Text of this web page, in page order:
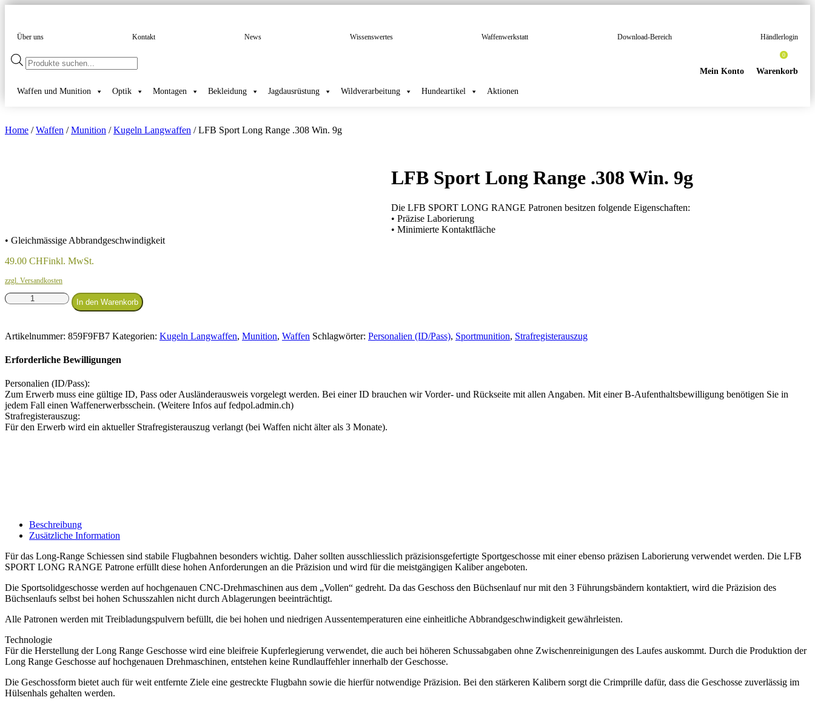
Über uns Kontakt News Wissenswertes Waffenwerkstatt Download-Bereich Händlerlogin
Warenkorb
0
Mein Konto
Products
search
Waffen und Munition Optik Montagen Bekleidung Jagdausrüstung Wildverarbeitung Hundeartikel Aktionen
Home /Waffen /Munition /Kugeln Langwaffen / LFB Sport Long Range .308 Win. 9g
LFB Sport Long Range .308 Win. 9g
Die LFB SPORT LONG RANGE Patronen besitzen folgende Eigenschaften:
• Präzise Laborierung
• Minimierte Kontaktfläche
• Gleichmässige Abbrandgeschwindigkeit
49.00 CHFinkl. MwSt.
zzgl. Versandkosten
LFB
.308
9g
In den Warenkorb
Artikelnummer: 859F9FB7 Kategorien: Kugeln Langwaffen, Munition, Waffen Schlagwörter: Personalien (ID/Pass), Sportmunition, Strafregisterauszug
Erforderliche Bewilligungen
Personalien (ID/Pass):
Zum Erwerb muss eine gültige ID, Pass oder Ausländerausweis vorgelegt werden. Bei einer ID brauchen wir Vorder- und Rückseite mit allen Angaben. Mit einer B-Aufenthaltsbewilligung benötigen Sie in
jedem Fall einen Waffenerwerbsschein. (Weitere Infos auf fedpol.admin.ch)
Strafregisterauszug:
Für den Erwerb wird ein aktueller Strafregisterauszug verlangt (bei Waffen nicht älter als 3 Monate).
Beschreibung
Zusätzliche Information
Für das Long-Range Schiessen sind stabile Flugbahnen besonders wichtig. Daher sollten ausschliesslich präzisionsgefertigte Sportgeschosse mit einer ebenso präzisen Laborierung verwendet werden. Die LFB
SPORT LONG RANGE Patrone erfüllt diese hohen Anforderungen an die Präzision und wird für die meistgängigen Kaliber angeboten.
Die Sportsolidgeschosse werden auf hochgenauen CNC-Drehmaschinen aus dem „Vollen“ gedreht. Da das Geschoss den Büchsenlauf nur mit den 3 Führungsbändern kontaktiert, wird die Präzision des
Büchsenlaufs selbst bei hohen Schusszahlen nicht durch Ablagerungen beeinträchtigt.
Alle Patronen werden mit Treibladungspulvern befüllt, die bei hohen und niedrigen Aussentemperaturen eine einheitliche Abbrandgeschwindigkeit gewährleisten.
Technologie
Für die Herstellung der Long Range Geschosse wird eine bleifreie Kupferlegierung verwendet, die auch bei höheren Schussabgaben ohne Zwischenreinigungen des Laufes auskommt. Durch die Produktion der
Long Range Geschosse auf hochgenauen Drehmaschinen, entstehen keine Rundlauffehler innerhalb der Geschosse.
Die Geschossform bietet auch für weit entfernte Ziele eine gestreckte Flugbahn sowie die hierfür notwendige Präzision. Bei den stärkeren Kalibern sorgt die Crimprille dafür, dass die Geschosse zuverlässig im
Hülsenhals gehalten werden.